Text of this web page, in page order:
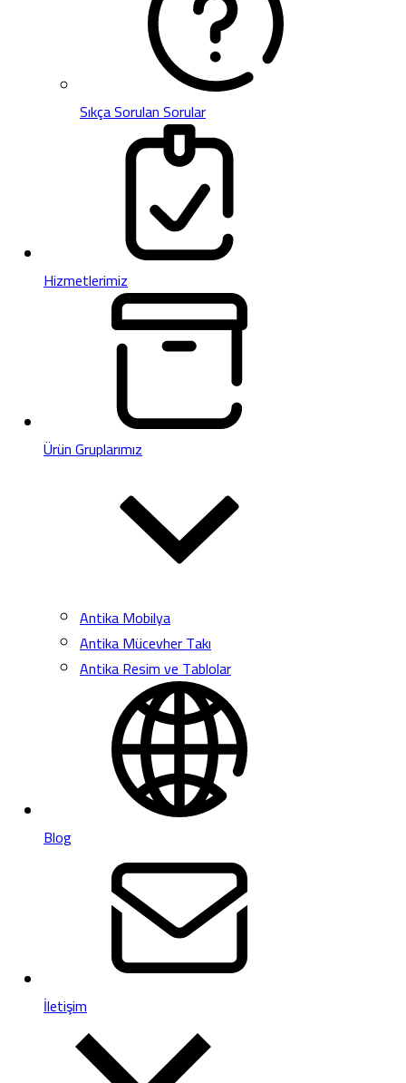
Sıkça Sorulan Sorular
Hizmetlerimiz
Ürün Gruplarımız
Antika Mobilya
Antika Mücevher Takı
Antika Resim ve Tablolar
Blog
İletişim